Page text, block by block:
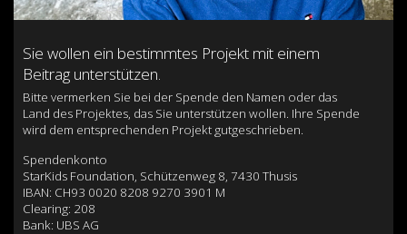
Sie wollen ein bestimmtes Projekt mit einem
Beitrag unterstützen.
Bitte vermerken Sie bei der Spende den Namen oder das
Land des Projektes, das Sie unterstützen wollen. Ihre Spende
wird dem entsprechenden Projekt gutgeschrieben.
Spendenkonto
StarKids Foundation, Schützenweg 8, 7430 Thusis
IBAN: CH93 0020 8208 9270 3901 M
Clearing: 208
Bank: UBS AG